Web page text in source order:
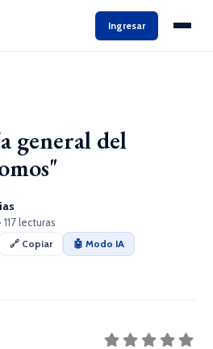
Ingresar
general del
lecturas
🔗 Copiar
🤖 Modo IA